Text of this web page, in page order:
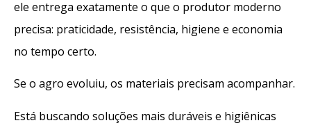
ele entrega exatamente o que o produtor moderno
precisa: praticidade, resistência, higiene e economia
no tempo certo.
Se o agro evoluiu, os materiais precisam acompanhar.
Está buscando soluções mais duráveis e higiênicas